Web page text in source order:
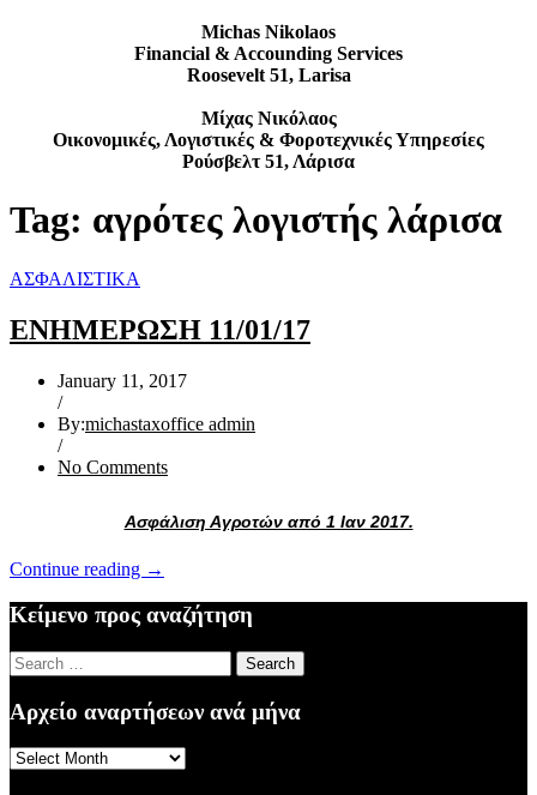
Michas Nikolaos
Financial & Accounding Services
Roosevelt 51, Larisa
Μίχας Νικόλαος
Οικονομικές, Λογιστικές & Φοροτεχνικές Υπηρεσίες
Ρούσβελτ 51, Λάρισα
Tag: αγρότες λογιστής λάρισα
ΑΣΦΑΛΙΣΤΙΚΑ
ΕΝΗΜΕΡΩΣΗ 11/01/17
January 11, 2017
/
By:michastaxoffice admin
/
No Comments
Ασφάλιση Αγροτών από 1 Ιαν 2017.
Continue reading “ΕΝΗΜΕΡΩΣΗ
→
Κείμενο προς αναζήτηση
Search
for:
Αρχείο αναρτήσεων ανά μήνα
Αρχείο